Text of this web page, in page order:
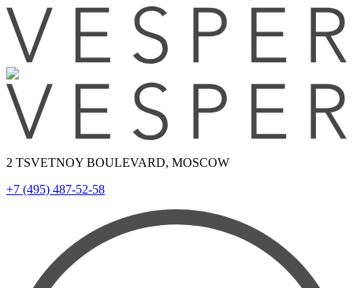
2 TSVETNOY BOULEVARD, MOSCOW
+7 (495) 487-52-58